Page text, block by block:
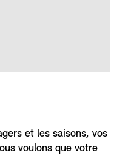
et les saisons, vos
voulons que votre